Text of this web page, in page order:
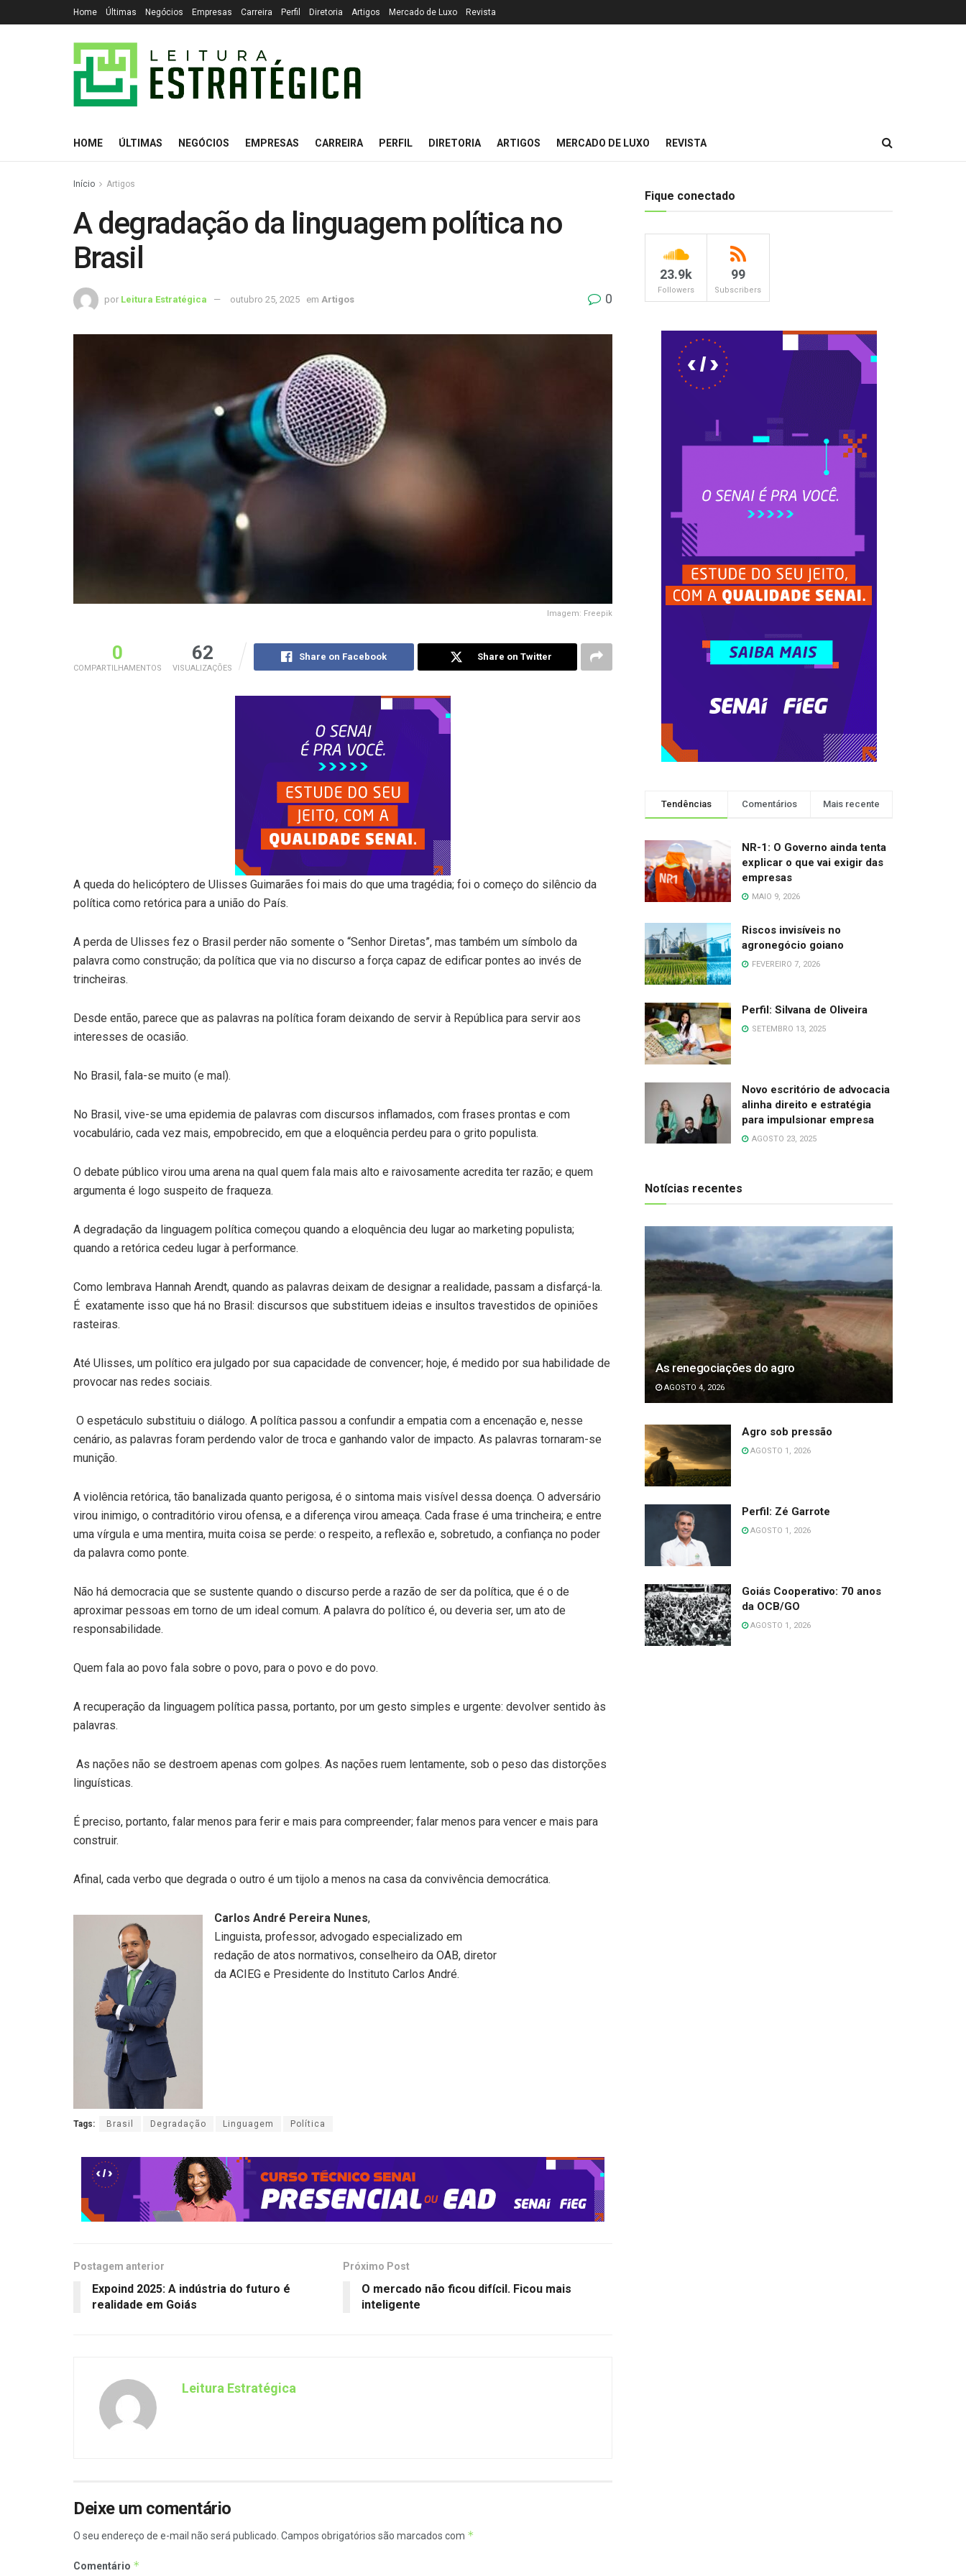
Home Últimas Negócios Empresas Carreira Perfil Diretoria Artigos Mercado de Luxo Revista
HOME ÚLTIMAS NEGÓCIOS EMPRESAS CARREIRA PERFIL DIRETORIA ARTIGOS MERCADO DE LUXO REVISTA
Início Artigos
A degradação da linguagem política no
Brasil
por Leitura Estratégica outubro 25, 2025 em Artigos 0
Imagem: Freepik
0
COMPARTILHAMENTOS
62
VISUALIZAÇÕES
Share on Facebook Share on Twitter
A queda do helicóptero de Ulisses Guimarães foi mais do que uma tragédia; foi o começo do silêncio da
política como retórica para a união do País.
A perda de Ulisses fez o Brasil perder não somente o “Senhor Diretas”, mas também um símbolo da
palavra como construção; da política que via no discurso a força capaz de edificar pontes ao invés de
trincheiras.
Desde então, parece que as palavras na política foram deixando de servir à República para servir aos
interesses de ocasião.
No Brasil, fala-se muito (e mal).
No Brasil, vive-se uma epidemia de palavras com discursos inflamados, com frases prontas e com
vocabulário, cada vez mais, empobrecido, em que a eloquência perdeu para o grito populista.
O debate público virou uma arena na qual quem fala mais alto e raivosamente acredita ter razão; e quem
argumenta é logo suspeito de fraqueza.
A degradação da linguagem política começou quando a eloquência deu lugar ao marketing populista;
quando a retórica cedeu lugar à performance.
Como lembrava Hannah Arendt, quando as palavras deixam de designar a realidade, passam a disfarçá-la.
É exatamente isso que há no Brasil: discursos que substituem ideias e insultos travestidos de opiniões
rasteiras.
Até Ulisses, um político era julgado por sua capacidade de convencer; hoje, é medido por sua habilidade de
provocar nas redes sociais.
O espetáculo substituiu o diálogo. A política passou a confundir a empatia com a encenação e, nesse
cenário, as palavras foram perdendo valor de troca e ganhando valor de impacto. As palavras tornaram-se
munição.
A violência retórica, tão banalizada quanto perigosa, é o sintoma mais visível dessa doença. O adversário
virou inimigo, o contraditório virou ofensa, e a diferença virou ameaça. Cada frase é uma trincheira; e entre
uma vírgula e uma mentira, muita coisa se perde: o respeito, a reflexão e, sobretudo, a confiança no poder
da palavra como ponte.
Não há democracia que se sustente quando o discurso perde a razão de ser da política, que é o de
aproximar pessoas em torno de um ideal comum. A palavra do político é, ou deveria ser, um ato de
responsabilidade.
Quem fala ao povo fala sobre o povo, para o povo e do povo.
A recuperação da linguagem política passa, portanto, por um gesto simples e urgente: devolver sentido às
palavras.
As nações não se destroem apenas com golpes. As nações ruem lentamente, sob o peso das distorções
linguísticas.
É preciso, portanto, falar menos para ferir e mais para compreender; falar menos para vencer e mais para
construir.
Afinal, cada verbo que degrada o outro é um tijolo a menos na casa da convivência democrática.
Carlos André Pereira Nunes,
Linguista, professor, advogado especializado em
redação de atos normativos, conselheiro da OAB, diretor
da ACIEG e Presidente do Instituto Carlos André.
Tags: Brasil Degradação Linguagem Política
Postagem anterior
Expoind 2025: A indústria do futuro é
realidade em Goiás
Próximo Post
O mercado não ficou difícil. Ficou mais
inteligente
Leitura Estratégica
Deixe um comentário
O seu endereço de e-mail não será publicado. Campos obrigatórios são marcados com *
Comentário *
Fique conectado
23.9k
Followers
99
Subscribers
Tendências Comentários Mais recente
NR-1: O Governo ainda tenta
explicar o que vai exigir das
empresas
MAIO 9, 2026
Riscos invisíveis no
agronegócio goiano
FEVEREIRO 7, 2026
Perfil: Silvana de Oliveira
SETEMBRO 13, 2025
Novo escritório de advocacia
alinha direito e estratégia
para impulsionar empresa
AGOSTO 23, 2025
Notícias recentes
As renegociações do agro
AGOSTO 4, 2026
Agro sob pressão
AGOSTO 1, 2026
Perfil: Zé Garrote
AGOSTO 1, 2026
Goiás Cooperativo: 70 anos
da OCB/GO
AGOSTO 1, 2026